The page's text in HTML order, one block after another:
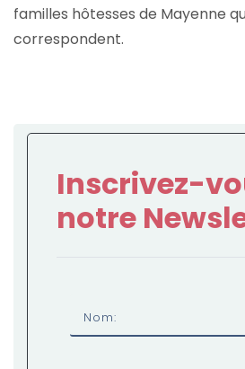
familles hôtesses de Mayenne
correspondent.
Inscrivez-
notre
Nom: